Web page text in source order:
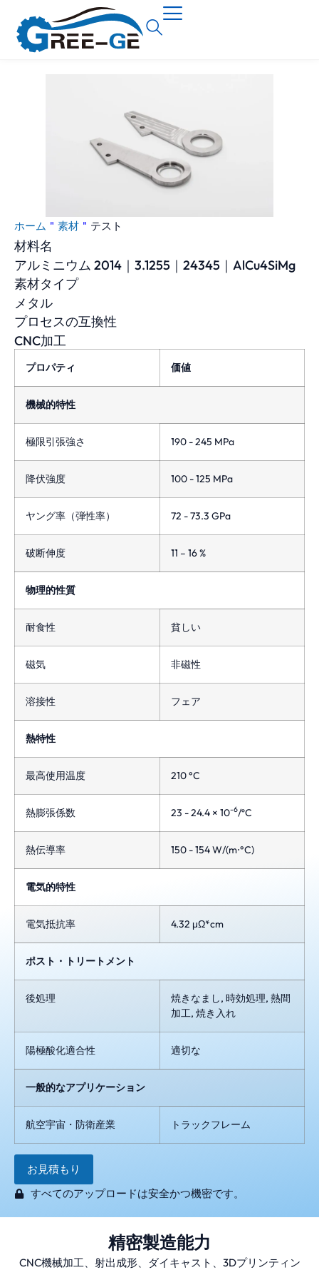
ホーム " 素材 " テスト
材料名
アルミニウム 2014｜3.1255｜24345｜AlCu4SiMg
素材タイプ
メタル
プロセスの互換性
CNC加工
プロパティ 価値
機械的特性
極限引張強さ 190 - 245 MPa
降伏強度 100 - 125 MPa
ヤング率（弾性率） 72 - 73.3 GPa
破断伸度 11 – 16 %
物理的性質
耐食性 貧しい
磁気 非磁性
溶接性 フェア
熱特性
最高使用温度 210 °C
熱膨張係数 23 - 24.4 × 10-6/ºC
熱伝導率 150 - 154 W/(m⋅°C)
電気的特性
電気抵抗率 4.32 μΩ*cm
ポスト・トリートメント
後処理
焼きなまし, 時効処理, 熱間
加工, 焼き入れ
陽極酸化適合性 適切な
一般的なアプリケーション
航空宇宙・防衛産業 トラックフレーム
お見積もり
すべてのアップロードは安全かつ機密です。
精密製造能力
CNC機械加工、射出成形、ダイキャスト、3Dプリンティン